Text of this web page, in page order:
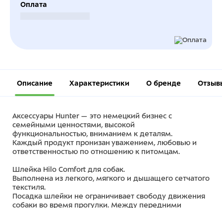
Оплата
Описание Характеристики О бренде
Аксессуары Hunter — это немецкий бизнес с
семейными ценностями, высокой
функциональностью, вниманием к деталям.
Каждый продукт пронизан уважением, любовью и
ответственностью по отношению к питомцам.
Шлейка Hilo Comfort для собак.
Выполнена из легкого, мягкого и дышащего сетчатого
текстиля.
Посадка шлейки не ограничивает свободу движения
собаки во время прогулки. Между передними